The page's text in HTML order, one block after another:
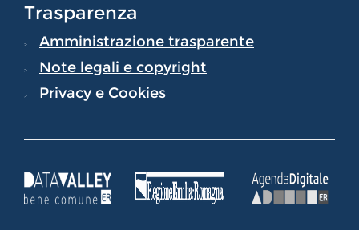
Trasparenza
Amministrazione trasparente
Note legali e copyright
Privacy e Cookies